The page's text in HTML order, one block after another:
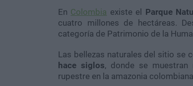
En Colombia existe el Parque
cuatro millones de hectáreas.
categoría de Patrimonio de la
Las bellezas naturales del sitio se
hace siglos, donde se muestran
rupestre en la amazonia